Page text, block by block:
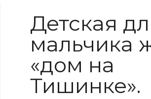
Детская
мальчика
«дом на
Тишинке».